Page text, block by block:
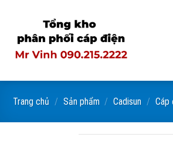
content
Trang chủ / Sản phẩm / Cadisun / Cáp